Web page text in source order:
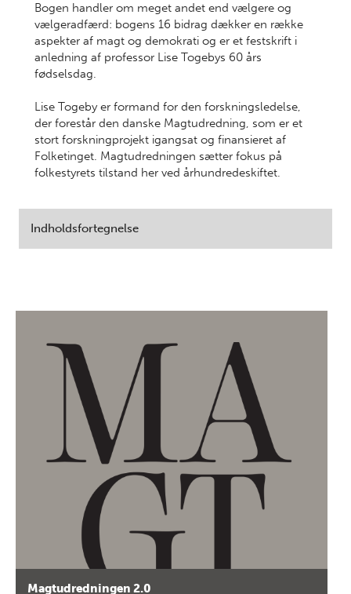
Bogen handler om meget andet end vælgere og
vælgeradfærd: bogens 16 bidrag dækker en række
aspekter af magt og demokrati og er et festskrift i
anledning af professor Lise Togebys 60 års
fødselsdag.
Lise Togeby er formand for den forskningsledelse,
der forestår den danske Magtudredning, som er et
stort forskningprojekt igangsat og finansieret af
Folketinget. Magtudredningen sætter fokus på
folkestyrets tilstand her ved århundredeskiftet.
Indholdsfortegnelse
Magtudredningen 2.0